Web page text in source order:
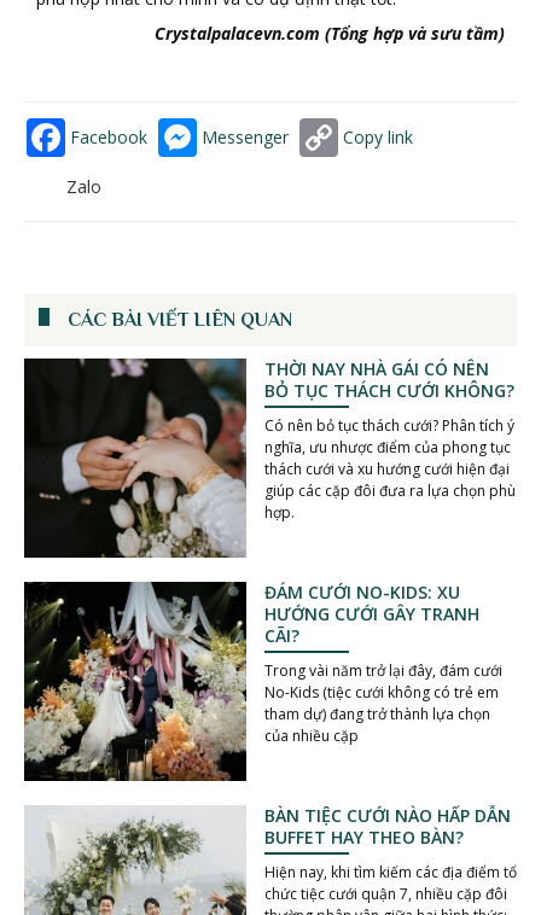
Crystalpalacevn.com (Tổng hợp và sưu tầm)
Facebook Messenger Copy link
Zalo
CÁC BÀI VIẾT LIÊN QUAN
THỜI NAY NHÀ GÁI CÓ NÊN
BỎ TỤC THÁCH CƯỚI KHÔNG?
Có nên bỏ tục thách cưới? Phân tích ý
nghĩa, ưu nhược điểm của phong tục
thách cưới và xu hướng cưới hiện đại
giúp các cặp đôi đưa ra lựa chọn phù
hợp.
ĐÁM CƯỚI NO-KIDS: XU
HƯỚNG CƯỚI GÂY TRANH
CÃI?
Trong vài năm trở lại đây, đám cưới
No-Kids (tiệc cưới không có trẻ em
tham dự) đang trở thành lựa chọn
của nhiều cặp
BÀN TIỆC CƯỚI NÀO HẤP DẪN
BUFFET HAY THEO BÀN?
Hiện nay, khi tìm kiếm các địa điểm tổ
chức tiệc cưới quận 7, nhiều cặp đôi